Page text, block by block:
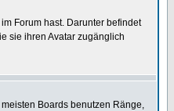
Forum hast. Darunter befindet
sie ihren Avatar zugänglich
Boards benutzen Ränge,